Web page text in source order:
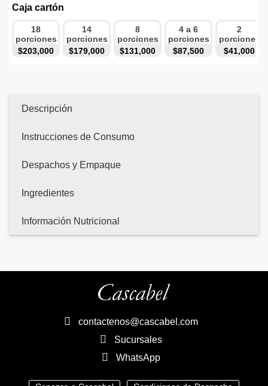
Caja cartón
18
porciones
$203,000
14
porciones
$179,000
8
porciones
$131,000
4 a 6
porciones
$87,500
2
porciones
$41,000
Descripción
Instrucciones de Consumo
Despachos y Empaque
Ingredientes
Información Nutricional
contactenos@cascabel.com
Sucursales
WhatsApp